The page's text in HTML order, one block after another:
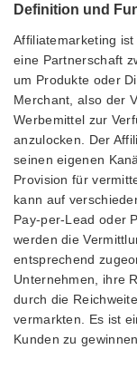
Definition und
Affiliatemarketing
eine Partnerschaft
um Produkte oder
Merchant, also der
Werbemittel zur
anzulocken. Der
seinen eigenen
Provision für
kann auf
Pay-per-Lead oder
werden die
entsprechend
Unternehmen, ihre
durch die
vermarkten. Es ist
Kunden zu